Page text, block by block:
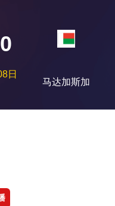
0
日
马达加斯加